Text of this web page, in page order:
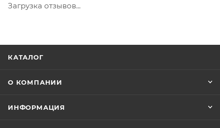
Загрузка отзывов...
КАТАЛОГ
О КОМПАНИИ
ИНФОРМАЦИЯ